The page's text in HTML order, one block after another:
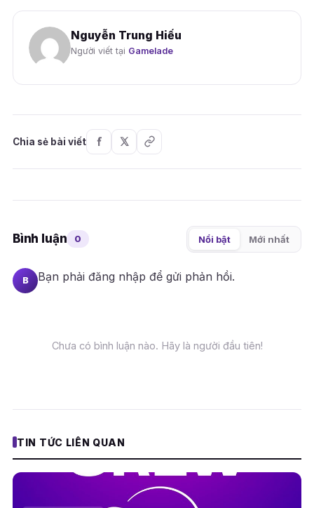
Nguyễn Trung Hiếu
Người viết tại Gamelade
Chia sẻ bài viết
Bình luận 0 Nổi bật Mới nhất
B Bạn phải đăng nhập để gửi phản hồi.
Chưa có bình luận nào. Hãy là người đầu tiên!
TIN TỨC LIÊN QUAN